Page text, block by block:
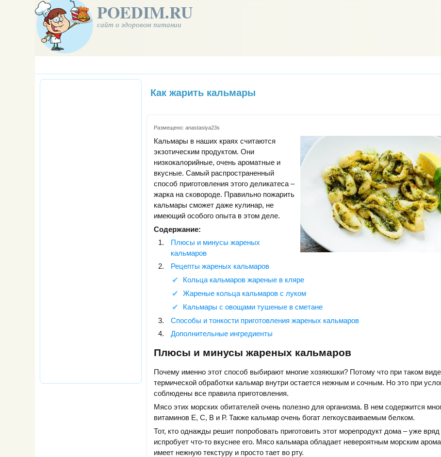
POEDIM.RU
сайт о здоровом питании
Как жарить кальмары
Размещено: anastasiya23s
Кальмары в наших краях считаются
экзотическим продуктом. Они
низкокалорийные, очень ароматные и
вкусные. Самый распространенный
способ приготовления этого деликатеса –
жарка на сковороде. Правильно пожарить
кальмары сможет даже кулинар, не
имеющий особого опыта в этом деле.
Содержание:
Плюсы и минусы жареных
кальмаров
Рецепты жареных кальмаров
Кольца кальмаров жареные в кляре
Жареные кольца кальмаров с луком
Кальмары с овощами тушеные в сметане
Способы и тонкости приготовления жареных кальмаров
Дополнительные ингредиенты
Плюсы и минусы жареных кальмаров
Почему именно этот способ выбирают многие хозяюшки? Потому что при таком виде
термической обработки кальмар внутри остается нежным и сочным. Но это при
соблюдены все правила приготовления.
Мясо этих морских обитателей очень полезно для организма. В нем содержится
витаминов Е, С, В и Р. Также кальмар очень богат легкоусваиваемым белком.
Тот, кто однажды решит попробовать приготовить этот морепродукт дома – уже
испробует что-то вкуснее его. Мясо кальмара обладает невероятным морским
имеет нежную текстуру и просто тает во рту.